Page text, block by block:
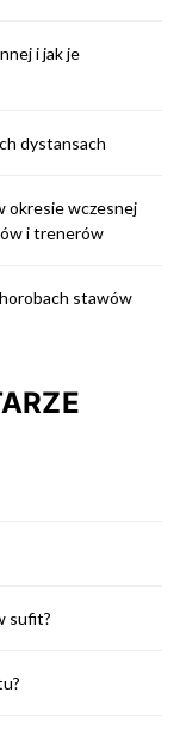
i jak je
dystansach
okresie wczesnej
i trenerów
stawów
sufit?